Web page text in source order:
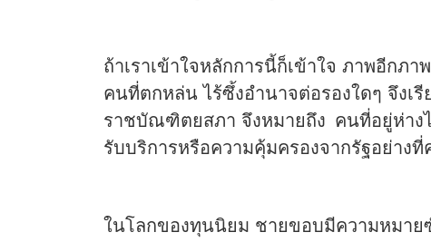
ถ้าเราเข้าใจหลักการนี้ก็เข้าใจ ภาพอีกภ
คนที่ตกหล่น ไร้ซึ้งอำนาจต่อรองใดๆ จึงเ
ราชบัณฑิตยสภา จึงหมายถึง คนที่อยู่ห่าง
รับบริการหรือความคุ้มครองจากรัฐอย่าง
ในโลกของทุนนิยม ชายขอบมีความหมาย